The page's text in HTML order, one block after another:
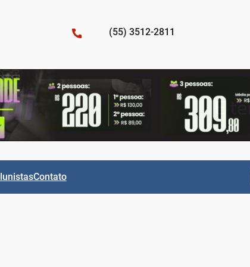
(55) 3512-2811
Contato